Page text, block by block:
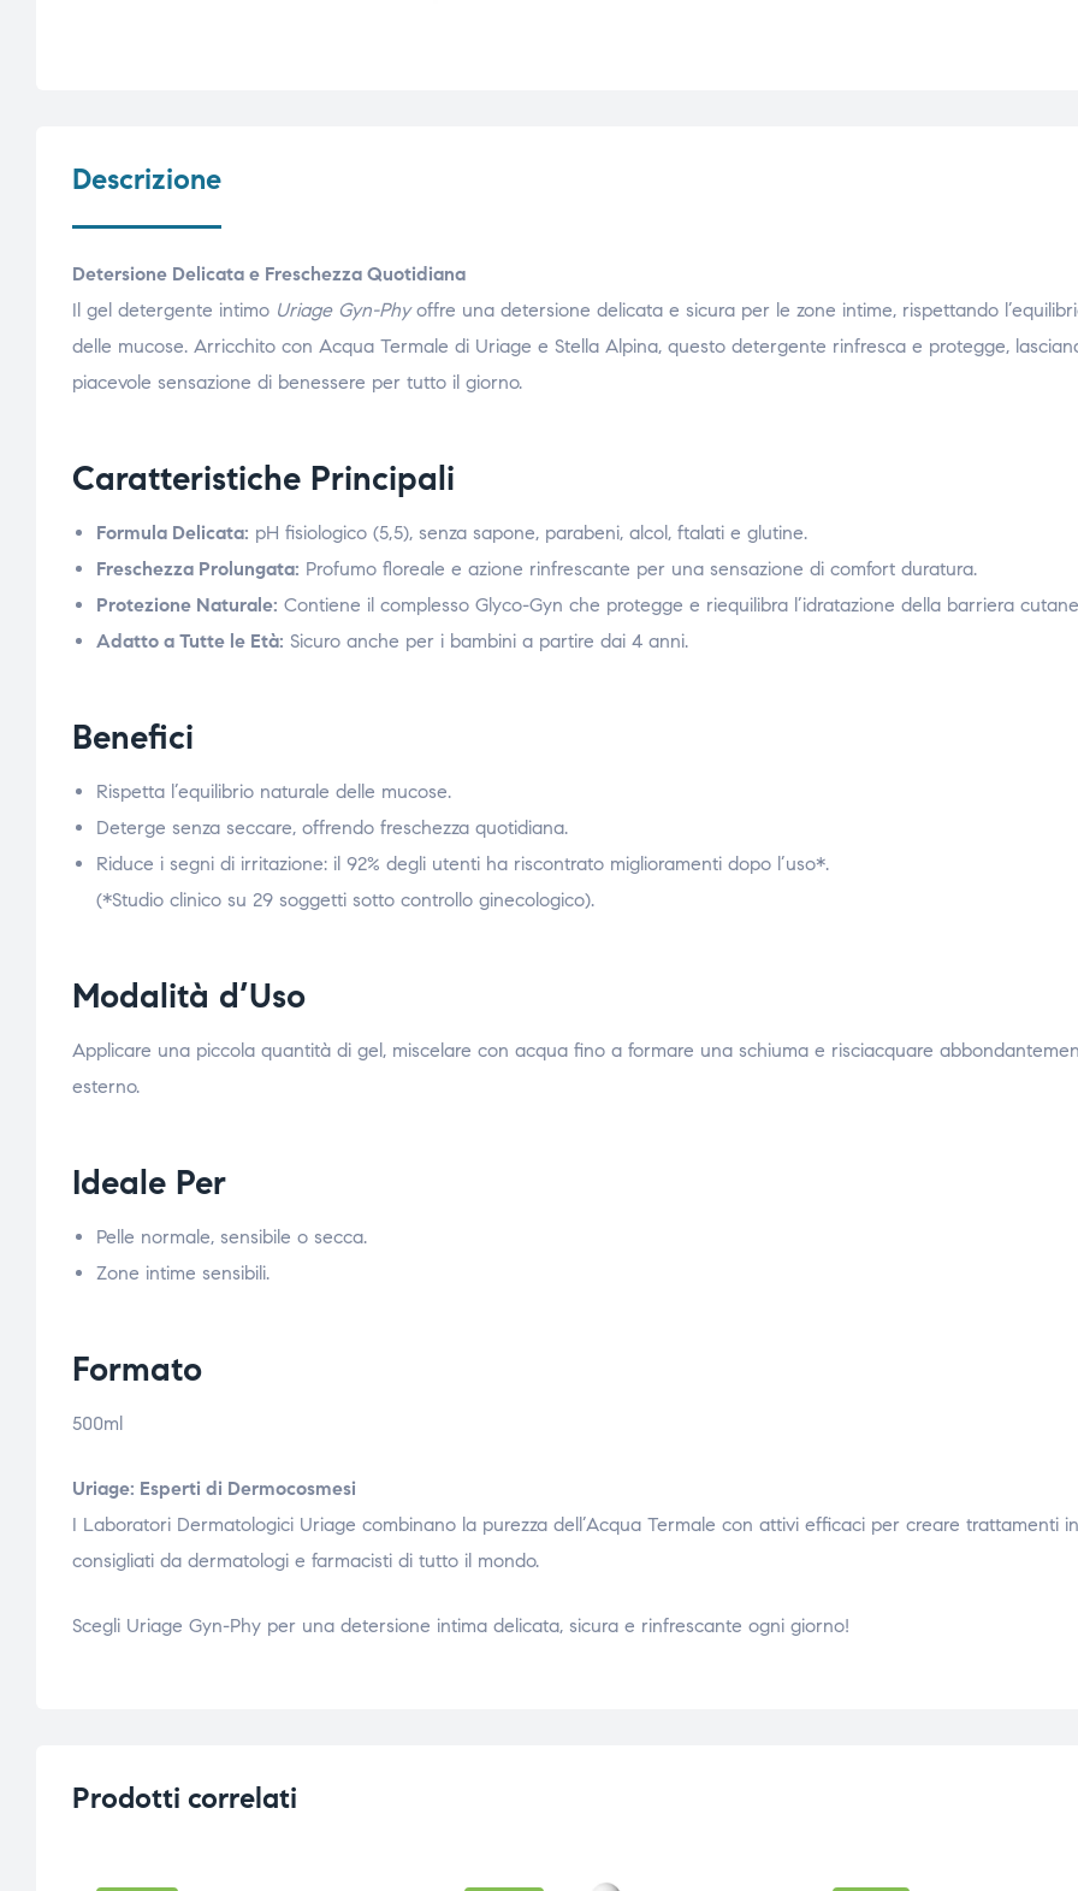
Descrizione
Detersione Delicata e Freschezza Quotidiana
Il gel detergente intimo Uriage Gyn-Phyoffre una detersione delicata e sicura per le zone intime, rispettando
delle mucose. Arricchito con Acqua Termale di Uriage e Stella Alpina, questo detergente rinfresca e protegge,
piacevole sensazione di benessere per tutto il giorno.
Caratteristiche Principali
Formula Delicata: pH fisiologico (5,5), senza sapone, parabeni, alcol, ftalati e glutine.
Freschezza Prolungata: Profumo floreale e azione rinfrescante per una sensazione di comfort duratura.
Protezione Naturale: Contiene il complesso Glyco-Gyn che protegge e riequilibra l’idratazione della barriera
Adatto a Tutte le Età: Sicuro anche per i bambini a partire dai 4 anni.
Benefici
Rispetta l’equilibrio naturale delle mucose.
Deterge senza seccare, offrendo freschezza quotidiana.
Riduce i segni di irritazione: il 92% degli utenti ha riscontrato miglioramenti dopo l’uso*.
(*Studio clinico su 29 soggetti sotto controllo ginecologico).
Modalità d’Uso
Applicare una piccola quantità di gel, miscelare con acqua fino a formare una schiuma e risciacquare
esterno.
Ideale Per
Pelle normale, sensibile o secca.
Zone intime sensibili.
Formato
500ml
Uriage: Esperti di Dermocosmesi
I Laboratori Dermatologici Uriage combinano la purezza dell’Acqua Termale con attivi efficaci per creare trattamenti
consigliati da dermatologi e farmacisti di tutto il mondo.
Scegli Uriage Gyn-Phy per una detersione intima delicata, sicura e rinfrescante ogni giorno!
Prodotti correlati